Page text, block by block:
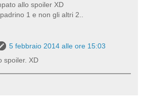
allo spoiler XD
1 e non gli altri 2..
5 febbraio 2014 alle ore 15:03
spoiler. XD